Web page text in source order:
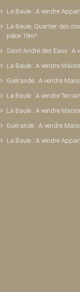
La Baule : A vendre
La Baule, Quartier des
pièce 19m²
Saint-André des Eaux : A
La Baule : A vendre
Guérande : A vendre
La Baule : A vendre
La Baule : A vendre
Guérande : A vendre
La Baule : A vendre